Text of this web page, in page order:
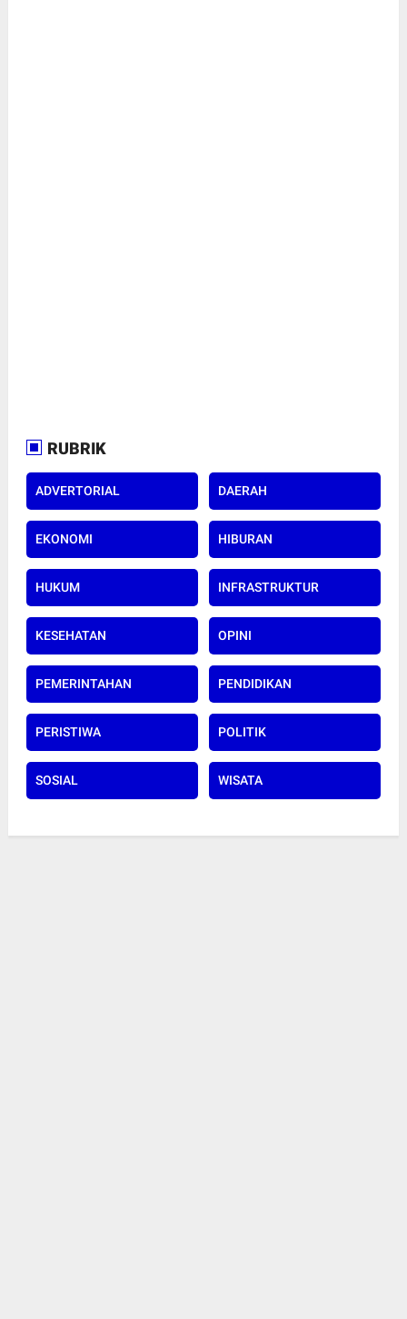
RUBRIK
ADVERTORIAL DAERAH
EKONOMI HIBURAN
HUKUM INFRASTRUKTUR
KESEHATAN OPINI
PEMERINTAHAN PENDIDIKAN
PERISTIWA POLITIK
SOSIAL WISATA